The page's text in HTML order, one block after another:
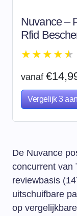
Nuvance –
Rfid
Mannen en
– Zwart
vanaf
Vergelijk 3
De Nuvance
concurrent van
reviewbasis
uitschuifbare
op